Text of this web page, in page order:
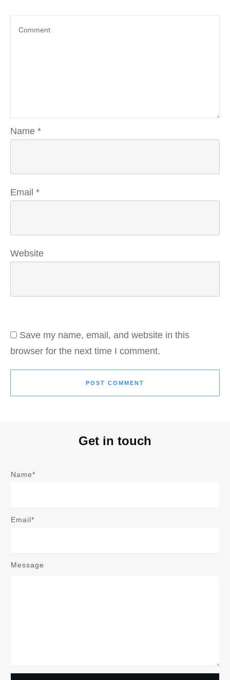
Name *
Email *
Website
Save my name, email, and website in this
browser for the next time I comment.
POST COMMENT
Get in touch
Name*
Email*
Message